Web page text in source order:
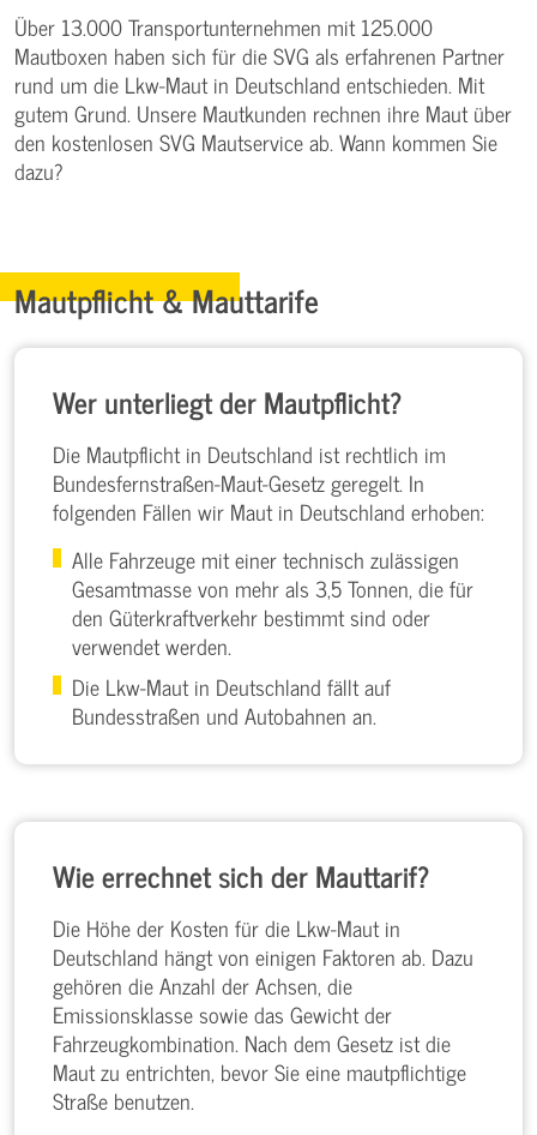
Über 13.000 Transportunternehmen mit 125.000
Mautboxen haben sich für die SVG als erfahrenen Partner
rund um die Lkw-Maut in Deutschland entschieden. Mit
gutem Grund. Unsere Mautkunden rechnen ihre Maut über
den kostenlosen SVG Mautservice ab. Wann kommen Sie
dazu?
Mautpflicht & Mauttarife
Wer unterliegt der Mautpflicht?
Die Mautpflicht in Deutschland ist rechtlich im
Bundesfernstraßen-Maut-Gesetz geregelt. In
folgenden Fällen wir Maut in Deutschland erhoben:
Alle Fahrzeuge mit einer technisch zulässigen
Gesamtmasse von mehr als 3,5 Tonnen, die für
den Güterkraftverkehr bestimmt sind oder
verwendet werden.
Die Lkw-Maut in Deutschland fällt auf
Bundesstraßen und Autobahnen an.
Wie errechnet sich der Mauttarif?
Die Höhe der Kosten für die Lkw-Maut in
Deutschland hängt von einigen Faktoren ab. Dazu
gehören die Anzahl der Achsen, die
Emissionsklasse sowie das Gewicht der
Fahrzeugkombination. Nach dem Gesetz ist die
Maut zu entrichten, bevor Sie eine mautpflichtige
Straße benutzen.